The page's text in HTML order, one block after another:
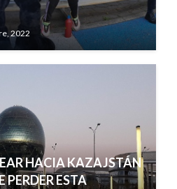
2022
HACIA KAZAJSTÁN
PERDER ESTA